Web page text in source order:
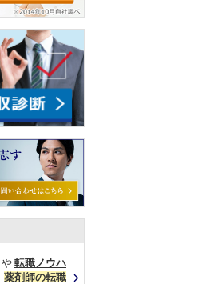
や 転職ノウハ
薬剤師の転職